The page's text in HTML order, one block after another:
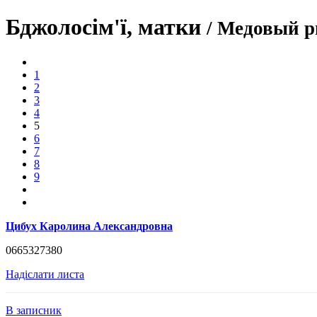
Бджолосім'ї, матки/ Медовый
1
2
3
4
5
6
7
8
9
Цибух Каролина Александровна
0665327380
Надіслати листа
В записник